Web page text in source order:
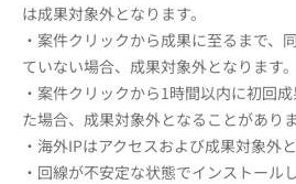
は成果対象外となります。
・案件クリックから成果に至るまで、
ていない場合、成果対象外となります。
・案件クリックから1時間以内に初回
た場合、成果対象外となることがありま
・海外IPはアクセスおよび成果対象外と
・回線が不安定な状態でインストール